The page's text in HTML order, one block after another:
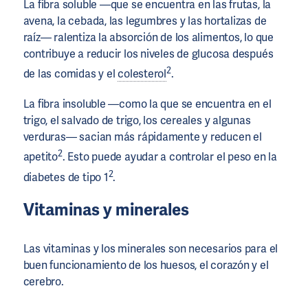
La fibra soluble —que se encuentra en las frutas, la
avena, la cebada, las legumbres y las hortalizas de
raíz— ralentiza la absorción de los alimentos, lo que
contribuye a reducir los niveles de glucosa después
de las comidas y elcolesterol2.
La fibra insoluble —como la que se encuentra en el
trigo, el salvado de trigo, los cereales y algunas
verduras— sacian más rápidamente y reducen el
apetito2. Esto puede ayudar a controlar el peso en la
diabetes de tipo 12.
Vitaminas y minerales
Las vitaminas y los minerales son necesarios para el
buen funcionamiento de los huesos, el corazón y el
cerebro.